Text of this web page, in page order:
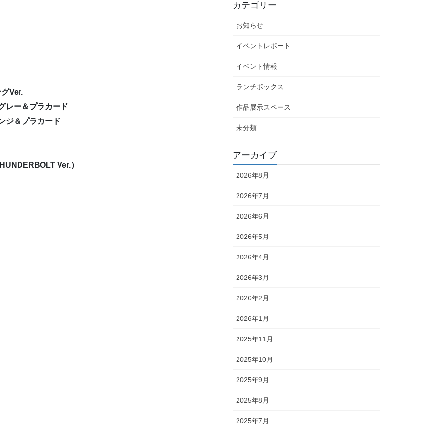
Ver.
ー＆プラカード
＆プラカード
Ver.）
カテゴリー
お知らせ
イベントレポート
イベント情報
ランチボックス
作品展示スペース
未分類
アーカイブ
2026年8月
2026年7月
2026年6月
2026年5月
2026年4月
2026年3月
2026年2月
2026年1月
2025年11月
2025年10月
2025年9月
2025年8月
2025年7月